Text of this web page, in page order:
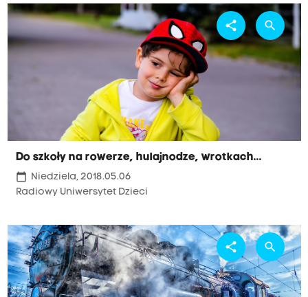
Do szkoły na rowerze, hulajnodze, wrotkach...
calendar_today Niedziela, 2018.05.06
Radiowy Uniwersytet Dzieci
share search
share search